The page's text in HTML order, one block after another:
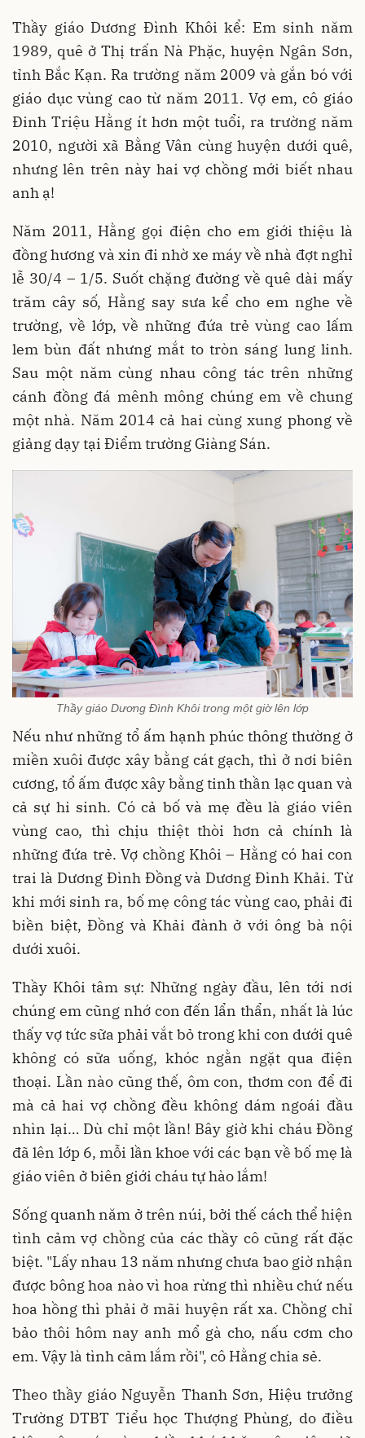
Thầy giáo Dương Đình Khôi kể: Em sinh năm
1989, quê ở Thị trấn Nà Phặc, huyện Ngân Sơn,
tỉnh Bắc Kạn. Ra trường năm 2009 và gắn bó với
giáo dục vùng cao từ năm 2011. Vợ em, cô giáo
Đinh Triệu Hằng ít hơn một tuổi, ra trường năm
2010, người xã Bằng Vân cùng huyện dưới quê,
nhưng lên trên này hai vợ chồng mới biết nhau
anh ạ!
Năm 2011, Hằng gọi điện cho em giới thiệu là
đồng hương và xin đi nhờ xe máy về nhà đợt nghỉ
lễ 30/4 – 1/5. Suốt chặng đường về quê dài mấy
trăm cây số, Hằng say sưa kể cho em nghe về
trường, về lớp, về những đứa trẻ vùng cao lấm
lem bùn đất nhưng mắt to tròn sáng lung linh.
Sau một năm cùng nhau công tác trên những
cánh đồng đá mênh mông chúng em về chung
một nhà. Năm 2014 cả hai cùng xung phong về
giảng dạy tại Điểm trường Giàng Sán.
Thầy giáo Dương Đình Khôi trong một giờ lên lớp
Nếu như những tổ ấm hạnh phúc thông thường ở
miền xuôi được xây bằng cát gạch, thì ở nơi biên
cương, tổ ấm được xây bằng tinh thần lạc quan và
cả sự hi sinh. Có cả bố và mẹ đều là giáo viên
vùng cao, thì chịu thiệt thòi hơn cả chính là
những đứa trẻ. Vợ chồng Khôi – Hằng có hai con
trai là Dương Đình Đồng và Dương Đình Khải. Từ
khi mới sinh ra, bố mẹ công tác vùng cao, phải đi
biền biệt, Đồng và Khải đành ở với ông bà nội
dưới xuôi.
Thầy Khôi tâm sự: Những ngày đầu, lên tới nơi
chúng em cũng nhớ con đến lẩn thẩn, nhất là lúc
thấy vợ tức sữa phải vắt bỏ trong khi con dưới quê
không có sữa uống, khóc ngằn ngặt qua điện
thoại. Lần nào cũng thế, ôm con, thơm con để đi
mà cả hai vợ chồng đều không dám ngoái đầu
nhìn lại… Dù chỉ một lần! Bây giờ khi cháu Đồng
đã lên lớp 6, mỗi lần khoe với các bạn về bố mẹ là
giáo viên ở biên giới cháu tự hào lắm!
Sống quanh năm ở trên núi, bởi thế cách thể hiện
tình cảm vợ chồng của các thầy cô cũng rất đặc
biệt. "Lấy nhau 13 năm nhưng chưa bao giờ nhận
được bông hoa nào vì hoa rừng thì nhiều chứ nếu
hoa hồng thì phải ở mãi huyện rất xa. Chồng chỉ
bảo thôi hôm nay anh mổ gà cho, nấu cơm cho
em. Vậy là tình cảm lắm rồi", cô Hằng chia sẻ.
Theo thầy giáo Nguyễn Thanh Sơn, Hiệu trưởng
Trường DTBT Tiểu học Thượng Phùng, do điều